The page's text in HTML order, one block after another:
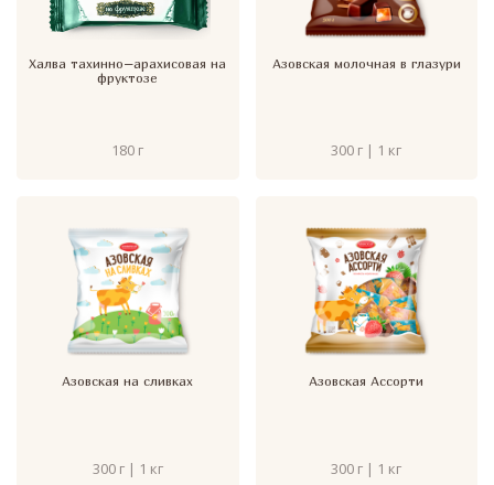
Халва тахинно–арахисовая на
фруктозе
180 г
Азовская молочная в глазури
300 г | 1 кг
Азовская на сливках
300 г | 1 кг
Азовская Ассорти
300 г | 1 кг